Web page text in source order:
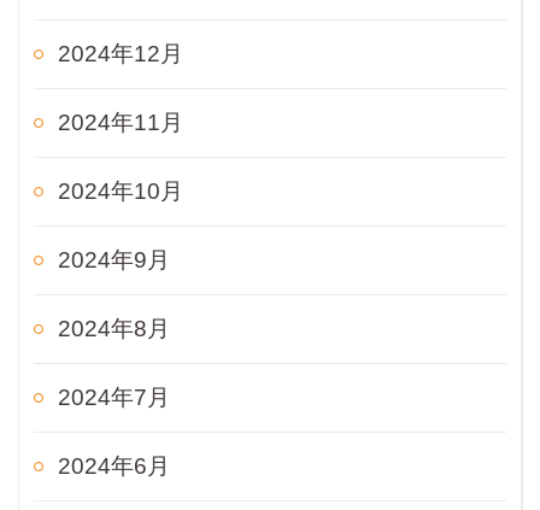
2024年12月
2024年11月
2024年10月
2024年9月
2024年8月
2024年7月
2024年6月